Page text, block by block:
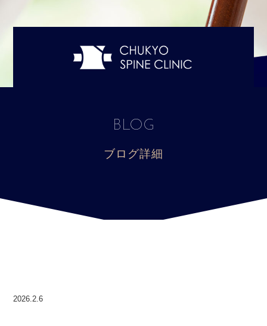
BLOG
ブログ詳細
2026.2.6